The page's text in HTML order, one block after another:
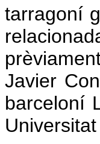
tarragoní
Javier
barceloní